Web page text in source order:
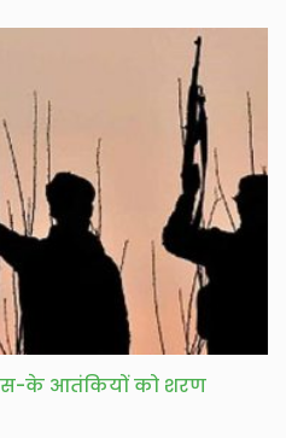
के आतंकियों को शरण